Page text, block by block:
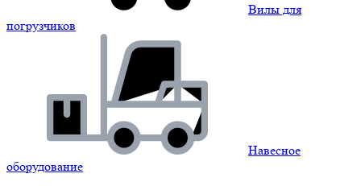
Вилы для
погрузчиков
Навесное
оборудование